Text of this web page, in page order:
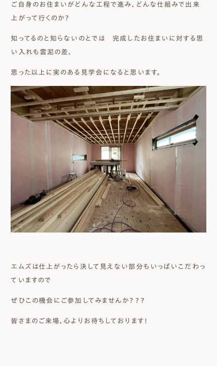
ご自身のお住まいがどんな工程で進み、どんな仕組みで出来
上がって行くのか？
知ってるのと知らないのとでは 完成したお住まいに対する思
い入れも雲泥の差、
思った以上に実のある見学会になると思います。
エムズは仕上がったら決して見えない部分もいっぱいこだわっ
ていますので
ぜひこの機会にご参加してみませんか？？？
皆さまのご来場、心よりお待ちしております！